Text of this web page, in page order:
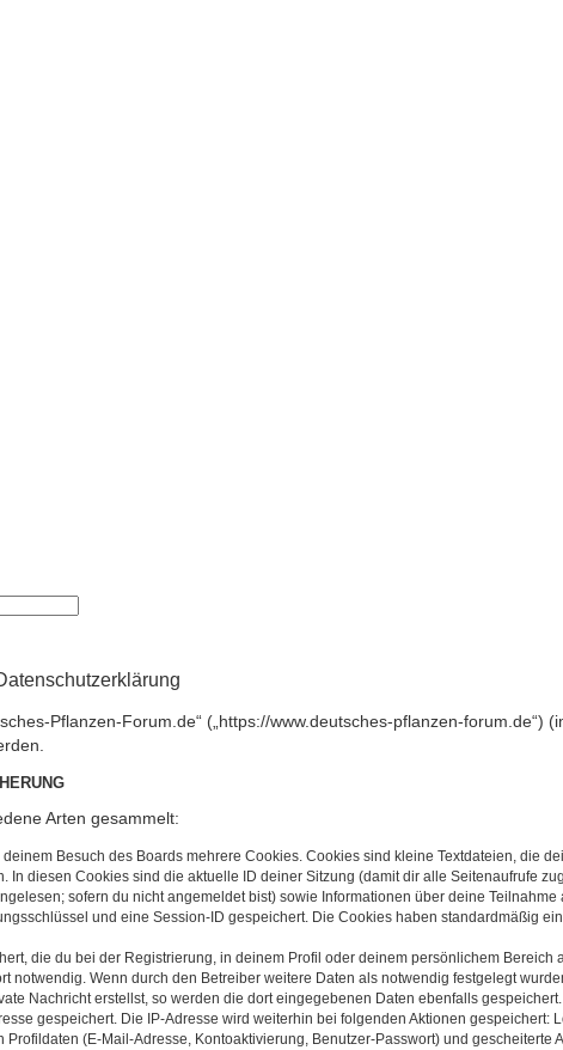
Pflanzen-Forum.de“ („https://www.deutsches-pflanzen-forum.de“)
Arten gesammelt:
Besuch des Boards mehrere Cookies. Cookies sind kleine Textdateien, die
In diesen Cookies sind die aktuelle ID deiner Sitzung (damit dir alle Seitenaufrufe
sofern du nicht angemeldet bist) sowie Informationen über deine
und eine Session-ID gespeichert. Die Cookies haben standardmäßig
die du bei der Registrierung, in deinem Profil oder deinem persönlichem
notwendig. Wenn durch den Betreiber weitere Daten als notwendig festgelegt
Nachricht erstellst, so werden die dort eingegebenen Daten ebenfalls
gespeichert. Die IP-Adresse wird weiterhin bei folgenden Aktionen gespeichert:
Profildaten (E-Mail-Adresse, Kontoaktivierung, Benutzer-Passwort) und